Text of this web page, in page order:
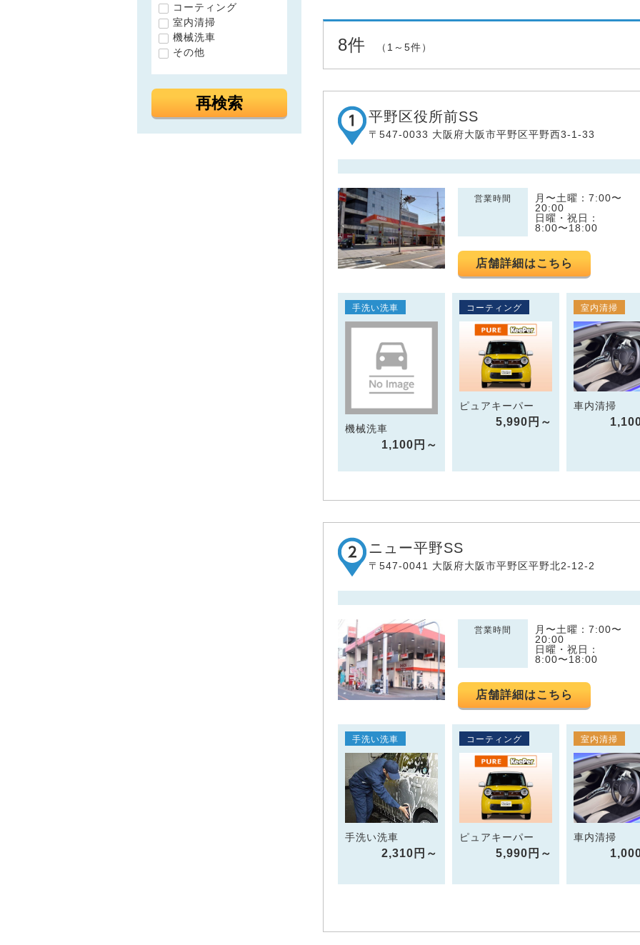
コーティング
室内清掃
機械洗車
その他
再検索
8件 （1～5件）
平野区役所前SS
〒547-0033 大阪府大阪市平野区平野西3-1-33
営業時間
月〜土曜：7:00〜
20:00
日曜・祝日：
8:00〜18:00
店舗詳細はこちら
手洗い洗車
機械洗車
1,100円～
コーティング
ピュアキーパー
5,990円～
室内清掃
車内清掃
ニュー平野SS
〒547-0041 大阪府大阪市平野区平野北2-12-2
営業時間
月〜土曜：7:00〜
20:00
日曜・祝日：
8:00〜18:00
店舗詳細はこちら
手洗い洗車
手洗い洗車
2,310円～
コーティング
ピュアキーパー
5,990円～
室内清掃
車内清掃